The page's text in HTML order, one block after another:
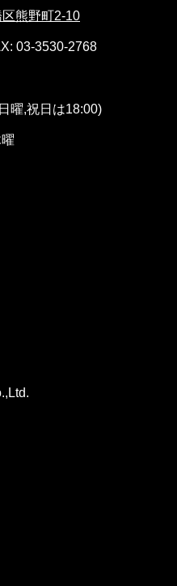
熊野町2-10
03-3530-2768
曜,祝日は18:00)